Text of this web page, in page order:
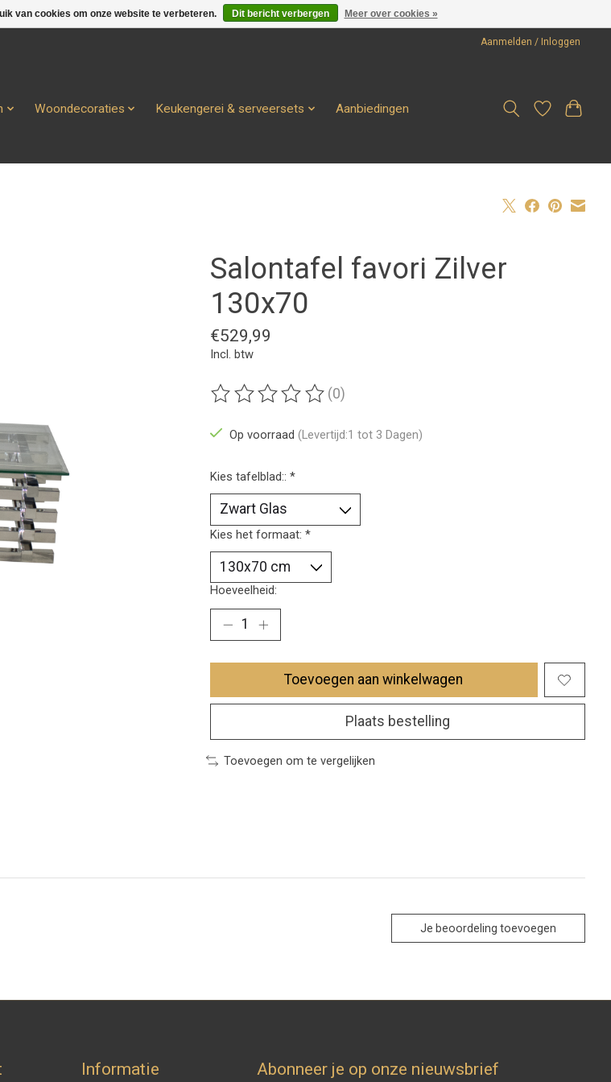
Aanmelden / Inloggen
Woondecoraties Keukengerei & serveersets Aanbiedingen
Salontafel favori Zilver
130x70
€529,99
Incl. btw
De beoordeling van dit product is
(0)
Op voorraad (Levertijd:1 tot 3 Dagen)
Kies tafelblad:: *
Kies het formaat: *
Hoeveelheid:
Toevoegen aan winkelwagen
Plaats bestelling
Toevoegen om te vergelijken
Je beoordeling toevoegen
Informatie Abonneer je op onze nieuwsbrief
van cookies om onze website te verbeteren. Dit bericht verbergen Meer over cookies »